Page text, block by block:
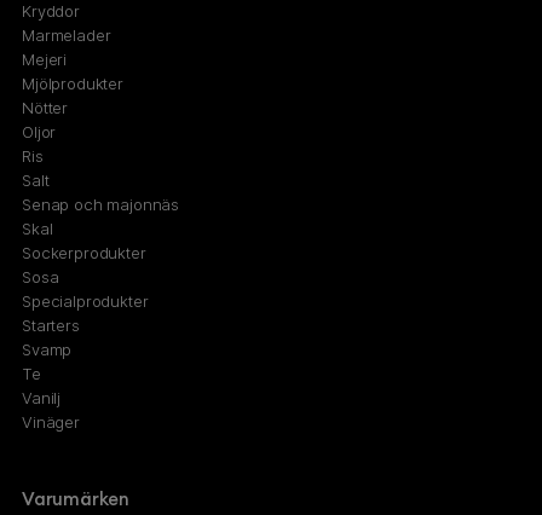
Kryddor
Marmelader
Mejeri
Mjölprodukter
Nötter
Oljor
Ris
Salt
Senap och majonnäs
Skal
Sockerprodukter
Sosa
Specialprodukter
Starters
Svamp
Te
Vanilj
Vinäger
Varumärken